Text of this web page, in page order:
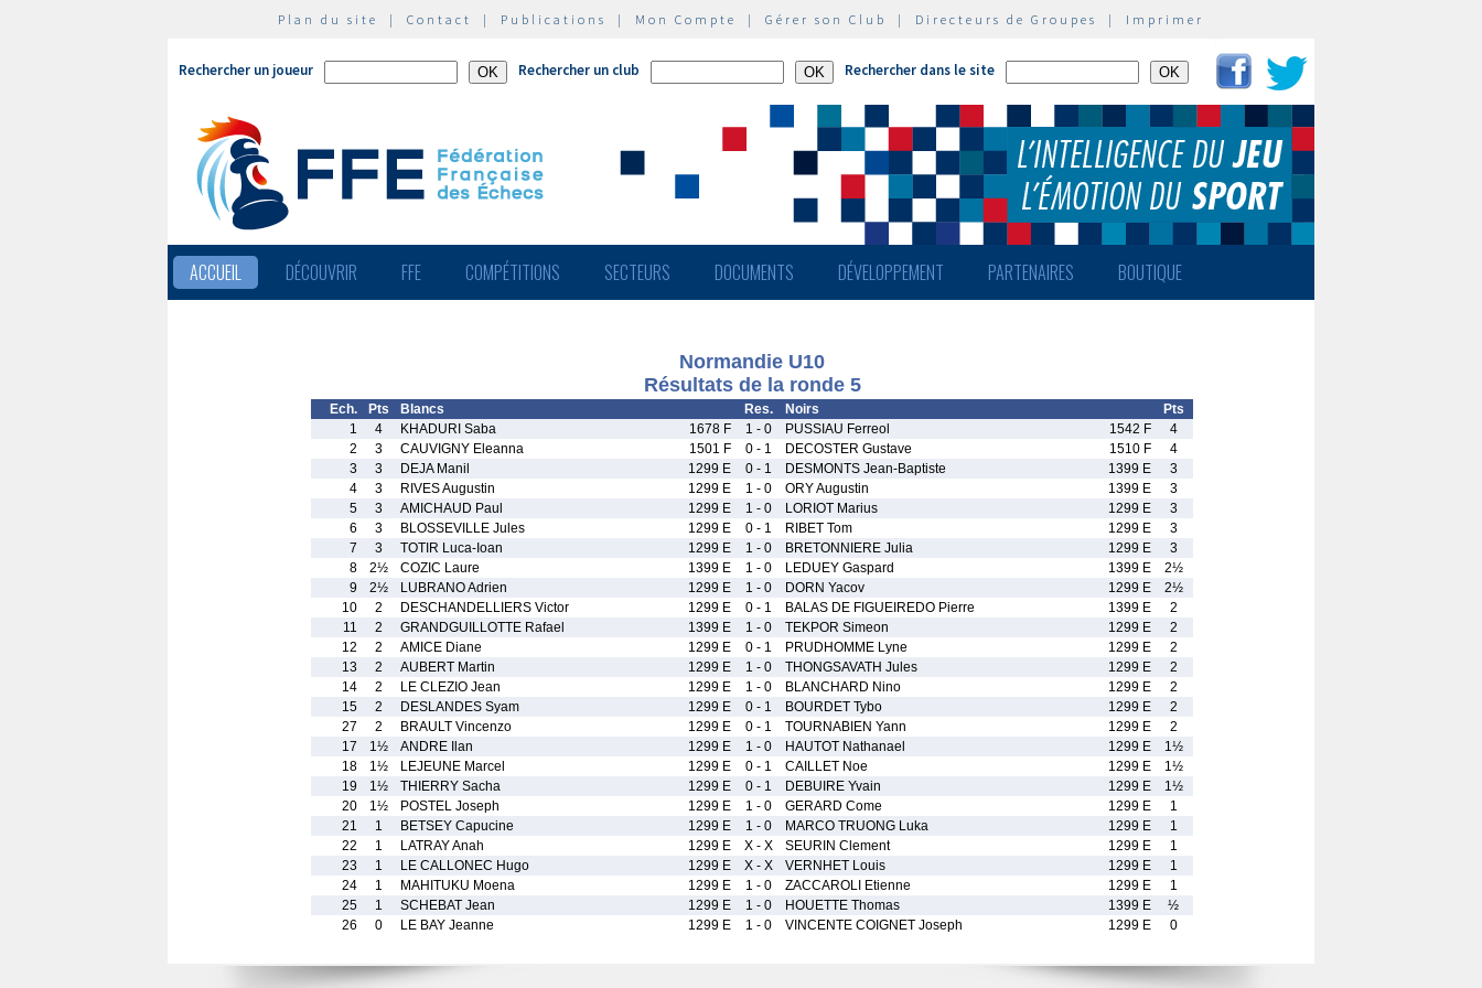
Plan du site | Contact | Publications | Mon Compte | Gérer son Club | Directeurs de Groupes | Imprimer
Rechercher un joueur Rechercher un club Rechercher dans le site
ACCUEIL DÉCOUVRIR FFE COMPÉTITIONS SECTEURS DOCUMENTS DÉVELOPPEMENT PARTENAIRES BOUTIQUE
Normandie U10
Résultats de la ronde 5
Ech. Pts Blancs Res. Noirs
Pts
1
4 KHADURI Saba 1678 F 1 - 0 PUSSIAU Ferreol 1542 F
4
2
3 CAUVIGNY Eleanna 1501 F 0 - 1 DECOSTER Gustave 1510 F
4
3
3 DEJA Manil 1299 E 0 - 1 DESMONTS Jean-Baptiste 1399 E
3
4
3 RIVES Augustin 1299 E 1 - 0 ORY Augustin 1399 E
3
5
3 AMICHAUD Paul 1299 E 1 - 0 LORIOT Marius 1299 E
3
6
3 BLOSSEVILLE Jules 1299 E 0 - 1 RIBET Tom 1299 E
3
7
3 TOTIR Luca-Ioan 1299 E 1 - 0 BRETONNIERE Julia 1299 E
3
8
2½ COZIC Laure 1399 E 1 - 0 LEDUEY Gaspard 1399 E
2½
9
2½ LUBRANO Adrien 1299 E 1 - 0 DORN Yacov 1299 E
2½
10
2 DESCHANDELLIERS Victor 1299 E 0 - 1 BALAS DE FIGUEIREDO Pierre 1399 E
2
11
2 GRANDGUILLOTTE Rafael 1399 E 1 - 0 TEKPOR Simeon 1299 E
2
12
2 AMICE Diane 1299 E 0 - 1 PRUDHOMME Lyne 1299 E
2
13
2 AUBERT Martin 1299 E 1 - 0 THONGSAVATH Jules 1299 E
2
14
2 LE CLEZIO Jean 1299 E 1 - 0 BLANCHARD Nino 1299 E
2
15
2 DESLANDES Syam 1299 E 0 - 1 BOURDET Tybo 1299 E
2
27
2 BRAULT Vincenzo 1299 E 0 - 1 TOURNABIEN Yann 1299 E
2
17
1½ ANDRE Ilan 1299 E 1 - 0 HAUTOT Nathanael 1299 E
1½
18
1½ LEJEUNE Marcel 1299 E 0 - 1 CAILLET Noe 1299 E
1½
19
1½ THIERRY Sacha 1299 E 0 - 1 DEBUIRE Yvain 1299 E
1½
20
1½ POSTEL Joseph 1299 E 1 - 0 GERARD Come 1299 E
1
21
1 BETSEY Capucine 1299 E 1 - 0 MARCO TRUONG Luka 1299 E
1
22
1 LATRAY Anah 1299 E X - X SEURIN Clement 1299 E
1
23
1 LE CALLONEC Hugo 1299 E X - X VERNHET Louis 1299 E
1
24
1 MAHITUKU Moena 1299 E 1 - 0 ZACCAROLI Etienne 1299 E
1
25
1 SCHEBAT Jean 1299 E 1 - 0 HOUETTE Thomas 1399 E
½
26
0 LE BAY Jeanne 1299 E 1 - 0 VINCENTE COIGNET Joseph 1299 E 0